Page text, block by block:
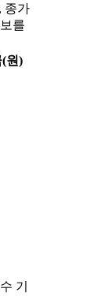
종가
를
원)
기